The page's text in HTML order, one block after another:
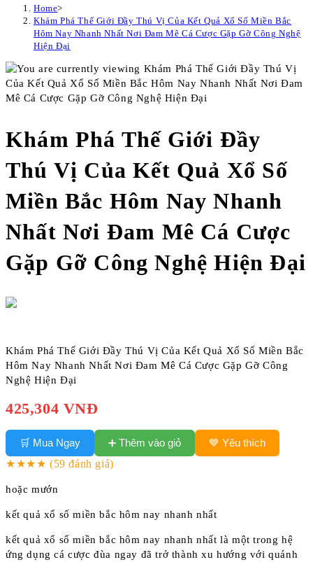
Home>
Khám Phá Thế Giới Đầy Thú Vị Của Kết Quả Xổ Số Miền Bắc
Hôm Nay Nhanh Nhất Nơi Đam Mê Cá Cược Gặp Gỡ Công Nghệ
Hiện Đại
Khám Phá Thế Giới Đầy
Thú Vị Của Kết Quả Xổ Số
Miền Bắc Hôm Nay Nhanh
Nhất Nơi Đam Mê Cá Cược
Gặp Gỡ Công Nghệ Hiện Đại
Khám Phá Thế Giới Đầy Thú Vị Của Kết Quả Xổ Số Miền Bắc
Hôm Nay Nhanh Nhất Nơi Đam Mê Cá Cược Gặp Gỡ Công
Nghệ Hiện Đại
425,304 VNĐ
🛒 Mua Ngay ➕ Thêm vào giỏ
💙 Yêu thích
★★★★ (59 đánh giá)
hoặc mướn
kết quả xổ số miền bắc hôm nay nhanh nhất
kết quả xổ số miền bắc hôm nay nhanh nhất là một trong hệ
ứng dụng cá cược đùa ngay đã trở thành xu hướng với quánh